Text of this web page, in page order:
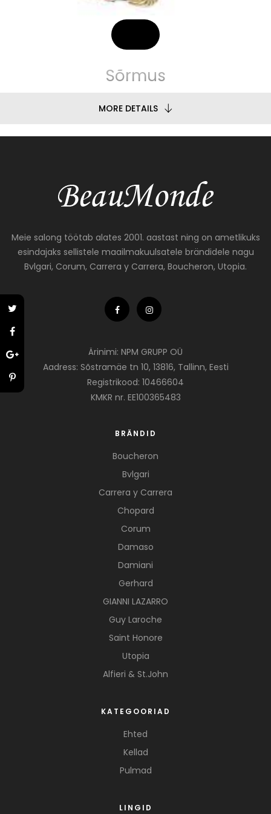
Sõrmus
MORE DETAILS
Meie salong töötab alates 2001. aastast ning on ametlikuks
esindajaks sellistele maailmakuulsatele brändidele nagu
Bvlgari, Corum, Carrera y Carrera, Boucheron, Utopia.
Ärinimi: NPM GRUPP OÜ
Aadress: Sõstramäe tn 10, 13816, Tallinn, Eesti
Registrikood: 10466604
KMKR nr. EE100365483
BRÄNDID
Boucheron
Bvlgari
Carrera y Carrera
Chopard
Corum
Damaso
Damiani
Gerhard
GIANNI LAZARRO
Guy Laroche
Saint Honore
Utopia
Alfieri & St.John
KATEGOORIAD
Ehted
Kellad
Pulmad
LINGID